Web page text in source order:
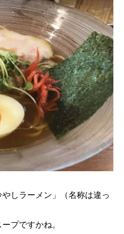
しラーメン」（名称は違っ
プですかね。